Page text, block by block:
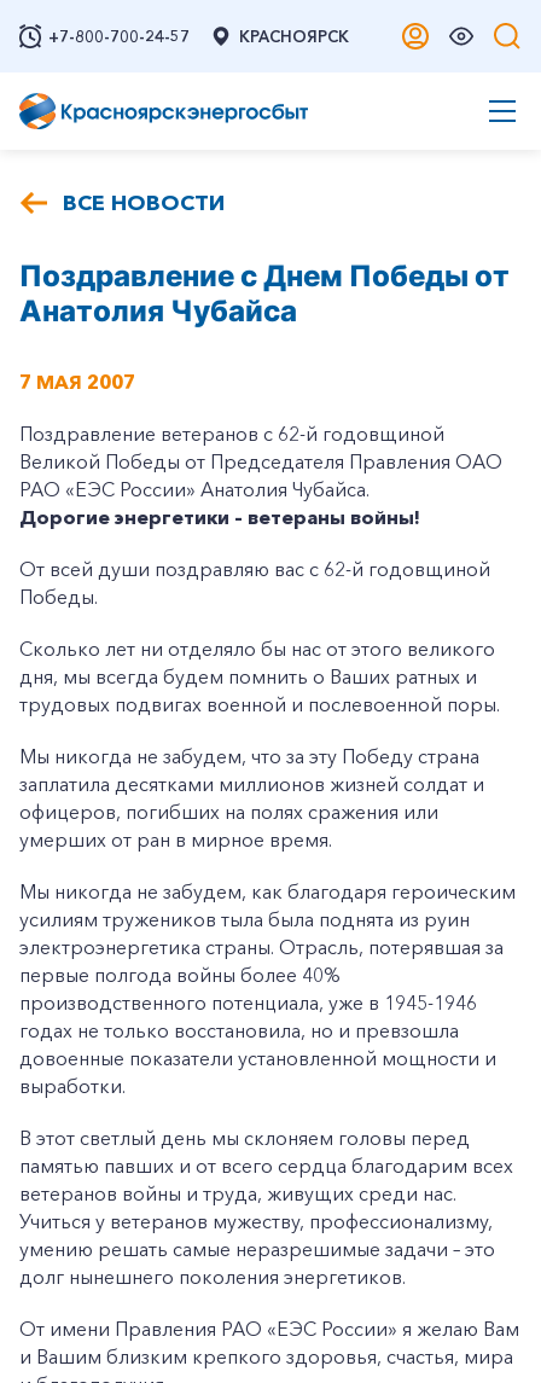
+7-800-700-24-57 КРАСНОЯРСК
ВСЕ НОВОСТИ
Поздравление с Днем Победы от
Анатолия Чубайса
7 МАЯ 2007
Поздравление ветеранов с 62-й годовщиной
Великой Победы от Председателя Правления ОАО
РАО «ЕЭС России» Анатолия Чубайса.
Дорогие энергетики – ветераны войны!
От всей души поздравляю вас с 62-й годовщиной
Победы.
Сколько лет ни отделяло бы нас от этого великого
дня, мы всегда будем помнить о Ваших ратных и
трудовых подвигах военной и послевоенной поры.
Мы никогда не забудем, что за эту Победу страна
заплатила десятками миллионов жизней солдат и
офицеров, погибших на полях сражения или
умерших от ран в мирное время.
Мы никогда не забудем, как благодаря героическим
усилиям тружеников тыла была поднята из руин
электроэнергетика страны. Отрасль, потерявшая за
первые полгода войны более 40%
производственного потенциала, уже в 1945-1946
годах не только восстановила, но и превзошла
довоенные показатели установленной мощности и
выработки.
В этот светлый день мы склоняем головы перед
памятью павших и от всего сердца благодарим всех
ветеранов войны и труда, живущих среди нас.
Учиться у ветеранов мужеству, профессионализму,
умению решать самые неразрешимые задачи – это
долг нынешнего поколения энергетиков.
От имени Правления РАО «ЕЭС России» я желаю Вам
и Вашим близким крепкого здоровья, счастья, мира